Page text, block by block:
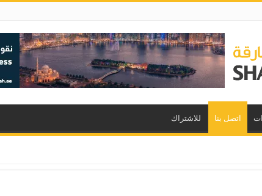
اتصل بنا للاشتراك